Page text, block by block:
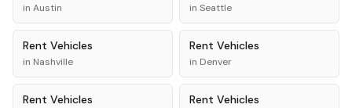
in Austin in Seattle
Rent Vehicles
in Nashville
Rent Vehicles
in Denver
Rent Vehicles Rent Vehicles